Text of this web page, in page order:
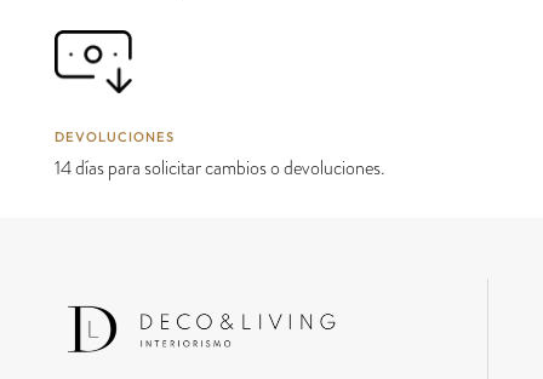
DEVOLUCIONES
14 días para solicitar cambios o devoluciones.